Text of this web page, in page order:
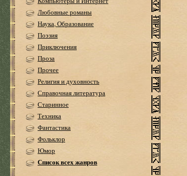
Любовные романы
Наука, Образование
Поэзия
Приключения
Проза
Прочее
Религия и духовность
Справочная литература
Старинное
Техника
Фантастика
Фольклор
Юмор
Список всех жанров